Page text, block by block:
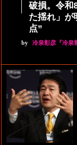
破損。令和
た揺れ」が
点”
by 冷泉彰彦『冷泉